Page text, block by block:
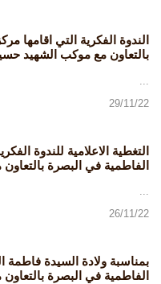
الندوة الفكرية التي اقامها
بالتعاون مع موكب الشهيد
29/11/22
التغطية الاعلامية للندوة
الفاطمية في البصرة
...
26/11/22
بمناسبة ولادة السيدة فاطمة
الفاطمية في البصرة